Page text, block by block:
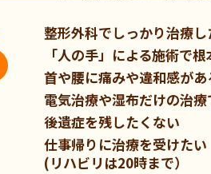
整形外科でしっかり治療し
「人の手」による施術で
首や腰に痛みや違和感があ
電気治療や湿布だけの治
後遺症を残したくない
仕事帰りに治療を受けたい
(リハビリは20時まで）